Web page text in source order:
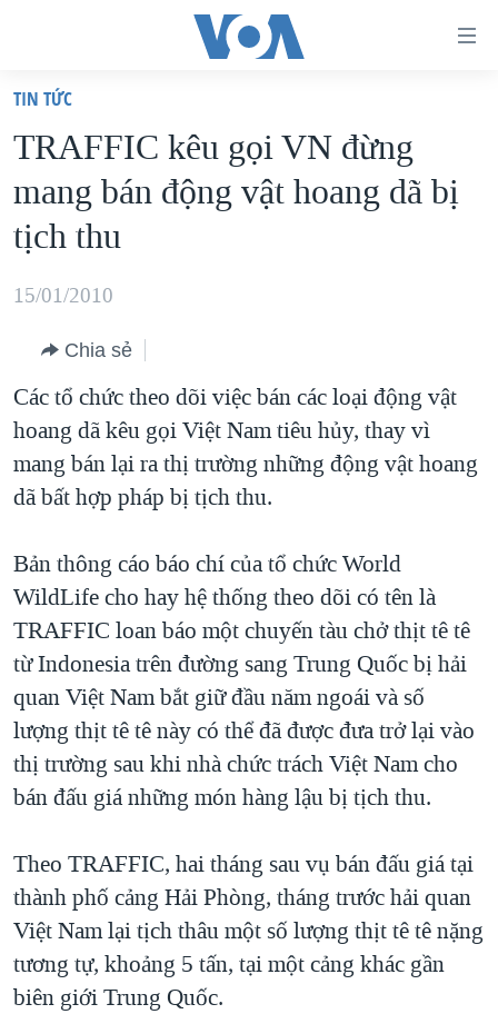
truy
cập
Tới
nội
dung
chính
hướng
chính
Đi
tới
VIỆT NAM
HOA KỲ
BIỂN ĐÔNG
THẾ GIỚI
DIỄN ĐÀN
MỤC
TỰ DO BÁO CHÍ
VẠCH TRẦN TIN GIẢ
ĐỜI SỐNG
KINH TẾ
KHOA HỌC
VĂN HOÁ
THỂ THAO
GIÁO DỤC
CHUYÊN ĐỀ
CHIẾN TRANH THƯƠNG MẠI CỦA MỸ: QUÁ KHỨ VÀ HIỆN
TẠI
MỘT NĂM CHIẾN TRANH TẠI DẢI GAZA
GIẢI MÃ VÀNH ĐAI & CON ĐƯỜNG
NGÀY TỊ NẠN THẾ GIỚI
TRỊNH VĨNH BÌNH - NGƯỜI HẠ 'BÊN THẮNG CUỘC'
GROUND ZERO – XƯA VÀ NAY
CHI PHÍ CHIẾN TRANH AFGHANISTAN
THƯỢNG ĐỈNH TRUMP-KIM TẠI VIỆT NAM
TRỊNH VĨNH BÌNH VS. CHÍNH PHỦ VIỆT NAM
NGƯ DÂN VIỆT VÀ LÀN SÓNG TRỘM HẢI SÂM
BÊN KIA QUỐC LỘ: TIẾNG VỌNG TỪ NÔNG THÔN MỸ
HỌC TIẾNG ANH
NGHE
MẠNG XÃ HỘI
Ngôn ngữ khác
TIN TỨC
TRAFFIC kêu gọi VN đừng
mang bán động vật hoang dã bị
tịch thu
15/01/2010
Chia sẻ
Các tổ chức theo dõi việc bán các loại động vật
hoang dã kêu gọi Việt Nam tiêu hủy, thay vì
mang bán lại ra thị trường những động vật hoang
dã bất hợp pháp bị tịch thu.
Bản thông cáo báo chí của tổ chức World
WildLife cho hay hệ thống theo dõi có tên là
TRAFFIC loan báo một chuyến tàu chở thịt tê tê
từ Indonesia trên đường sang Trung Quốc bị hải
quan Việt Nam bắt giữ đầu năm ngoái và số
lượng thịt tê tê này có thể đã được đưa trở lại vào
thị trường sau khi nhà chức trách Việt Nam cho
bán đấu giá những món hàng lậu bị tịch thu.
Theo TRAFFIC, hai tháng sau vụ bán đấu giá tại
thành phố cảng Hải Phòng, tháng trước hải quan
Việt Nam lại tịch thâu một số lượng thịt tê tê nặng
tương tự, khoảng 5 tấn, tại một cảng khác gần
biên giới Trung Quốc.